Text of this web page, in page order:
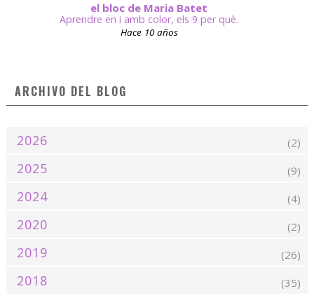
el bloc de Maria Batet
Aprendre en i amb color, els 9 per què.
Hace 10 años
ARCHIVO DEL BLOG
2026 (2)
2025 (9)
2024 (4)
2020 (2)
2019 (26)
2018
(35)